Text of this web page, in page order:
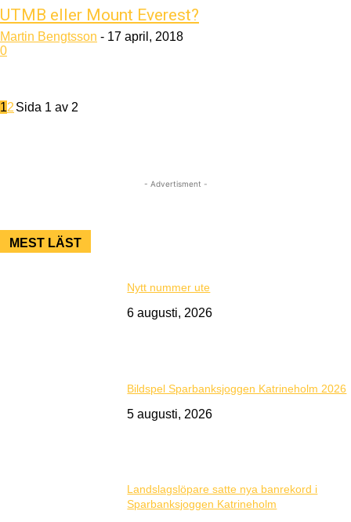
UTMB eller Mount Everest?
Martin Bengtsson - 17 april, 2018
0
12 Sida 1 av 2
- Advertisment -
MEST LÄST
Nytt nummer ute
6 augusti, 2026
Bildspel Sparbanksjoggen Katrineholm 2026
5 augusti, 2026
Landslagslöpare satte nya banrekord i
Sparbanksjoggen Katrineholm